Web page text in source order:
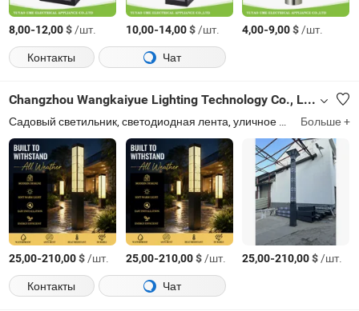
8,00-12,00$/шт. 10,00-14,00$/шт. 4,00-9,00$/шт.
Контакты
Чат
Changzhou Wangkaiyue Lighting Technology Co., Ltd.
Садовый светильник, светодиодная лента, уличное освещение, солнечный садовый светильник, светодиодное уличное освещение, солнечная садовая лампа, уличный свет, уличное освещение Больше +
25,00-210,00$/шт. 25,00-210,00$/шт. 25,00-210,00$/шт.
Контакты
Чат